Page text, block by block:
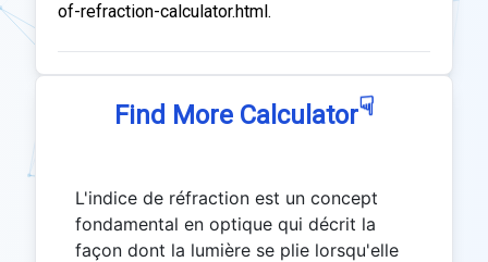
of-refraction-calculator.html.
Find More Calculator☟
L'indice de réfraction est un concept
fondamental en optique qui décrit la
façon dont la lumière se plie lorsqu'elle